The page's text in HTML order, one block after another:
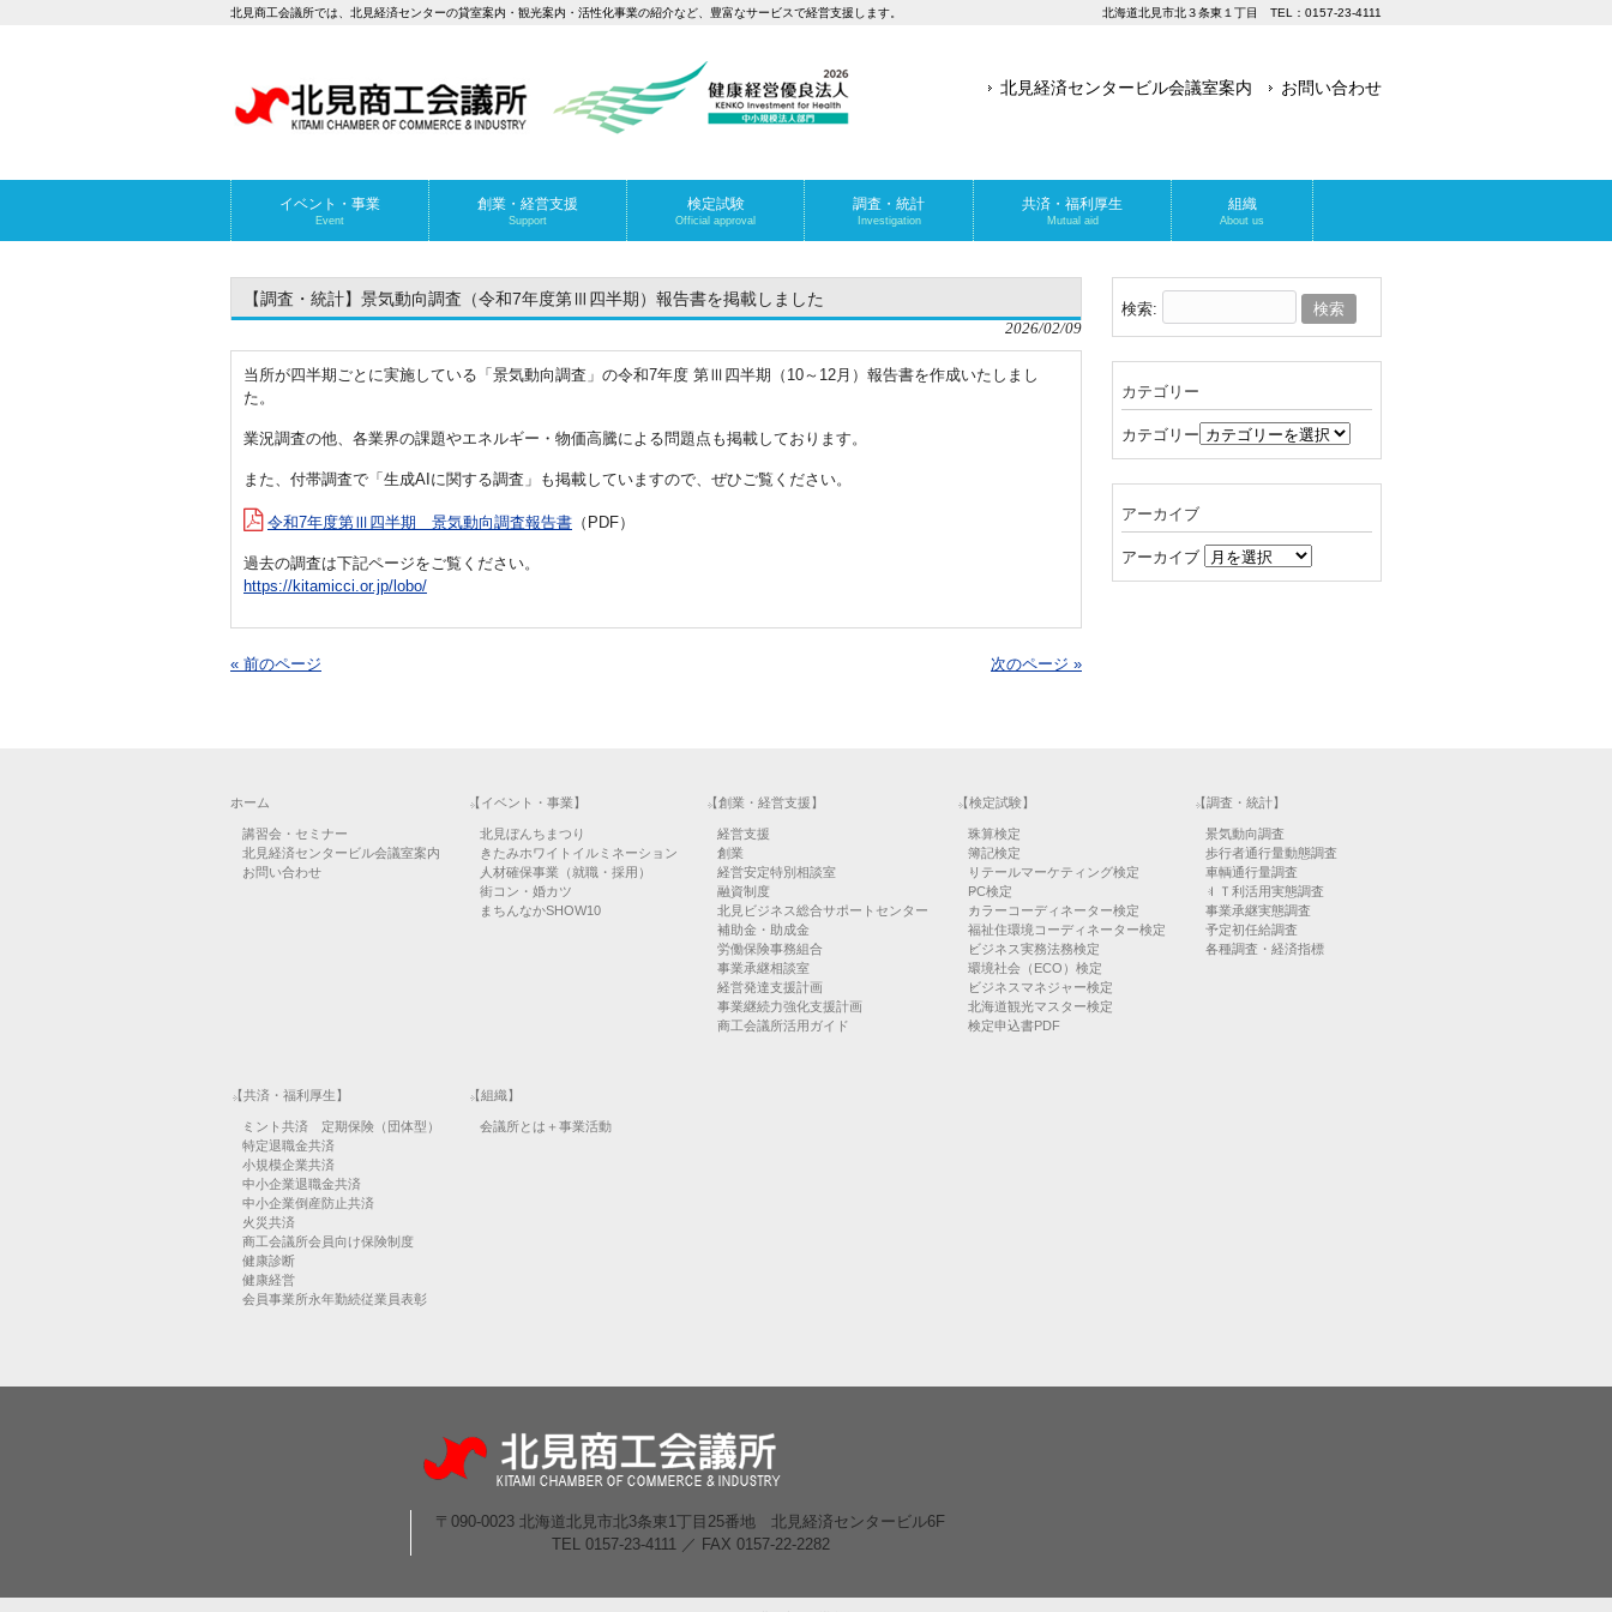
北見商工会議所では、北見経済センターの貸室案内・観光案内・活性化事業の紹介など、豊富なサービスで経営支援します。 北海道北見市北３条東１丁目 TEL：0157-23-4111
北見経済センタービル会議室案内 お問い合わせ
イベント・事業
Event
創業・経営支援
Support
検定試験
Official approval
調査・統計
Investigation
共済・福利厚生
Mutual aid
組織
About us
【調査・統計】景気動向調査（令和7年度第Ⅲ四半期）報告書を掲載しました
2026/02/09
当所が四半期ごとに実施している「景気動向調査」の令和7年度 第Ⅲ四半期（10～12月）報告書を作成いたしまし
た。
業況調査の他、各業界の課題やエネルギー・物価高騰による問題点も掲載しております。
また、付帯調査で「生成AIに関する調査」も掲載していますので、ぜひご覧ください。
令和7年度第Ⅲ四半期 景気動向調査報告書 （PDF）
過去の調査は下記ページをご覧ください。
https://kitamicci.or.jp/lobo/
« 前のページ 次のページ »
検索:
カテゴリー
カテゴリー
アーカイブ
アーカイブ
ホーム
講習会・セミナー
北見経済センタービル会議室案内
お問い合わせ
【イベント・事業】
北見ぼんちまつり
きたみホワイトイルミネーション
人材確保事業（就職・採用）
街コン・婚カツ
まちんなかSHOW10
【創業・経営支援】
経営支援
創業
経営安定特別相談室
融資制度
北見ビジネス総合サポートセンター
補助金・助成金
労働保険事務組合
事業承継相談室
経営発達支援計画
事業継続力強化支援計画
商工会議所活用ガイド
【検定試験】
珠算検定
簿記検定
リテールマーケティング検定
PC検定
カラーコーディネーター検定
福祉住環境コーディネーター検定
ビジネス実務法務検定
環境社会（ECO）検定
ビジネスマネジャー検定
北海道観光マスター検定
検定申込書PDF
【調査・統計】
景気動向調査
歩行者通行量動態調査
車輌通行量調査
ＩＴ利活用実態調査
事業承継実態調査
予定初任給調査
各種調査・経済指標
【共済・福利厚生】
ミント共済 定期保険（団体型）
特定退職金共済
小規模企業共済
中小企業退職金共済
中小企業倒産防止共済
火災共済
商工会議所会員向け保険制度
健康診断
健康経営
会員事業所永年勤続従業員表彰
【組織】
会議所とは＋事業活動
〒090-0023 北海道北見市北3条東1丁目25番地 北見経済センタービル6F
TEL 0157-23-4111 ／ FAX 0157-22-2282